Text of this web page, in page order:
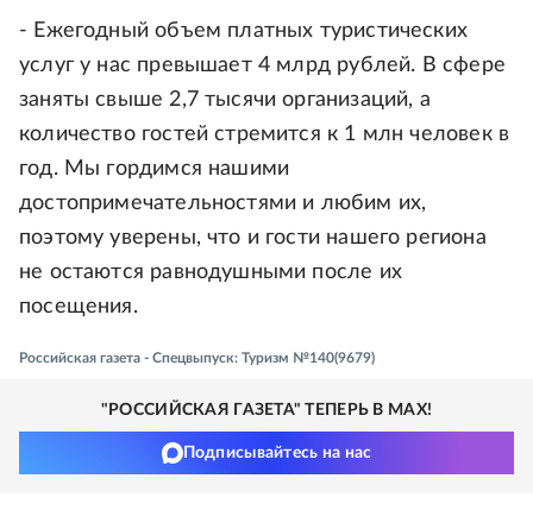
- Ежегодный объем платных туристических
услуг у нас превышает 4 млрд рублей. В сфере
заняты свыше 2,7 тысячи организаций, а
количество гостей стремится к 1 млн человек в
год. Мы гордимся нашими
достопримечательностями и любим их,
поэтому уверены, что и гости нашего региона
не остаются равнодушными после их
посещения.
Российская газета - Спецвыпуск: Туризм №140(9679)
"РОССИЙСКАЯ ГАЗЕТА" ТЕПЕРЬ В MAX!
Подписывайтесь на нас